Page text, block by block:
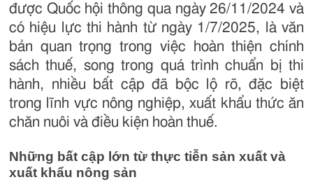
được Quốc hội thông qua ngày 26/11/2024 và
có hiệu lực thi hành từ ngày 1/7/2025, là văn
bản quan trọng trong việc hoàn thiện chính
sách thuế, song trong quá trình chuẩn bị thi
hành, nhiều bất cập đã bộc lộ rõ, đặc biệt
trong lĩnh vực nông nghiệp, xuất khẩu thức ăn
chăn nuôi và điều kiện hoàn thuế.
Những bất cập lớn từ thực tiễn sản xuất và
xuất khẩu nông sản